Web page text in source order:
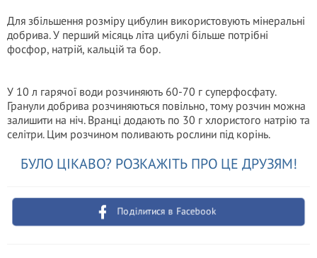
Для збільшення розміру цибулин використовують мінеральні
добрива. У перший місяць літа цибулі більше потрібні
фосфор, натрій, кальцій та бор.
У 10 л гарячої води розчиняють 60-70 г суперфосфату.
Гранули добрива розчиняються повільно, тому розчин можна
залишити на ніч. Вранці додають по 30 г хлористого натрію та
селітри. Цим розчином поливають рослини під корінь.
БУЛО ЦІКАВО? РОЗКАЖІТЬ ПРО ЦЕ ДРУЗЯМ!
Поділитися в Facebook